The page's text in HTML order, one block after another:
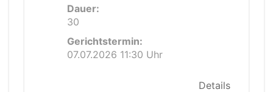
Dauer:
30
Gerichtstermin:
07.07.2026 11:30 Uhr
Details